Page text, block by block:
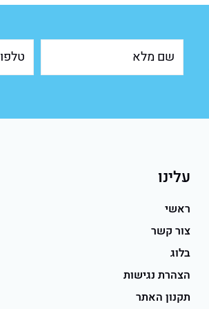
עלינו
ראשי
צור קשר
בלוג
הצהרת נגישות
תקנון האתר